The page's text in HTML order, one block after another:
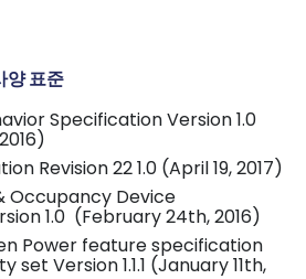
양 표준
Specification Version 1.0
Revision 22 1.0 (April 19, 2017)
Occupancy Device
1.0 (February 24th, 2016)
Power feature specification
set Version 1.1.1 (January 11th,